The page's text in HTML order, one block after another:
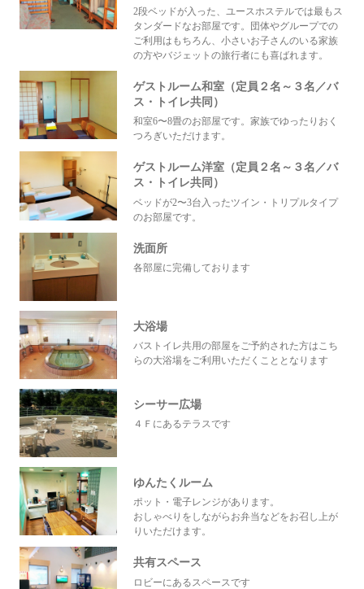
2段ベッドが入った、ユースホステルでは最もス
タンダードなお部屋です。団体やグループでの
ご利用はもちろん、小さいお子さんのいる家族
の方やバジェットの旅行者にも喜ばれます。
ゲストルーム和室（定員２名～３名／バ
ス・トイレ共同）
和室6〜8畳のお部屋です。家族でゆったりおく
つろぎいただけます。
ゲストルーム洋室（定員２名～３名／バ
ス・トイレ共同）
ベッドが2〜3台入ったツイン・トリプルタイプ
のお部屋です。
洗面所
各部屋に完備しております
大浴場
バストイレ共用の部屋をご予約された方はこち
らの大浴場をご利用いただくこととなります
シーサー広場
４Ｆにあるテラスです
ゆんたくルーム
ポット・電子レンジがあります。
おしゃべりをしながらお弁当などをお召し上が
りいただけます。
共有スペース
ロビーにあるスペースです